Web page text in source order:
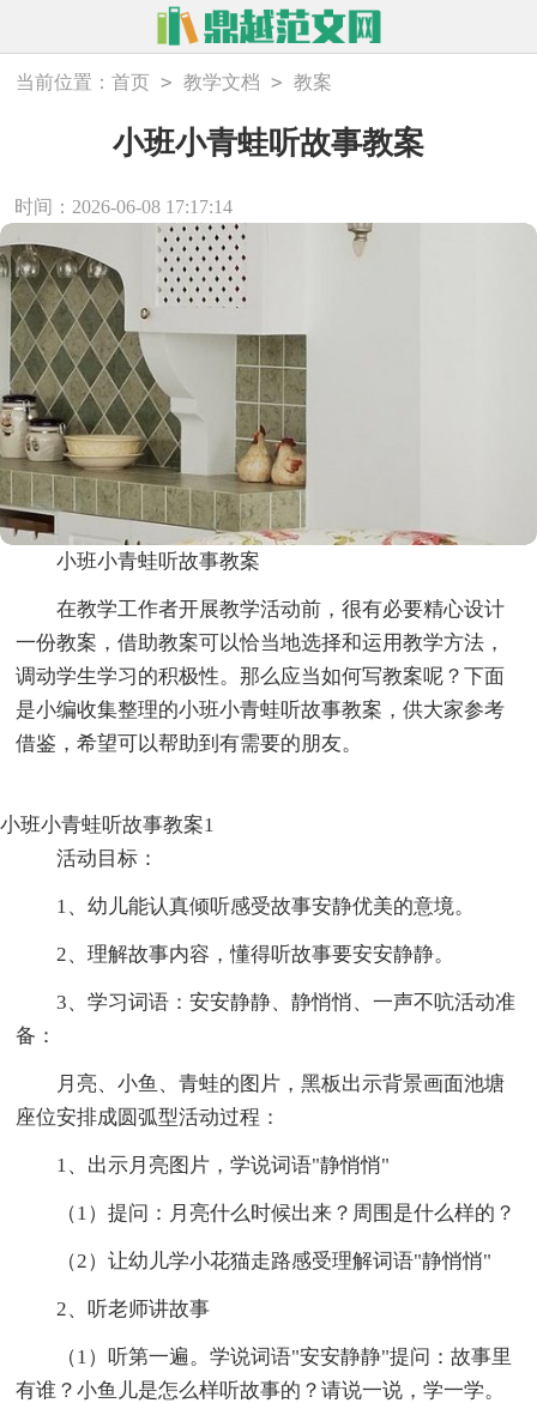
当前位置：首页 > 教学文档 > 教案
小班小青蛙听故事教案
时间：2026-06-08 17:17:14
小班小青蛙听故事教案
在教学工作者开展教学活动前，很有必要精心设计
一份教案，借助教案可以恰当地选择和运用教学方法，
调动学生学习的积极性。那么应当如何写教案呢？下面
是小编收集整理的小班小青蛙听故事教案，供大家参考
借鉴，希望可以帮助到有需要的朋友。
小班小青蛙听故事教案1
活动目标：
1、幼儿能认真倾听感受故事安静优美的意境。
2、理解故事内容，懂得听故事要安安静静。
3、学习词语：安安静静、静悄悄、一声不吭活动准
备：
月亮、小鱼、青蛙的图片，黑板出示背景画面池塘
座位安排成圆弧型活动过程：
1、出示月亮图片，学说词语"静悄悄"
（1）提问：月亮什么时候出来？周围是什么样的？
（2）让幼儿学小花猫走路感受理解词语"静悄悄"
2、听老师讲故事
（1）听第一遍。学说词语"安安静静"提问：故事里
有谁？小鱼儿是怎么样听故事的？请说一说，学一学。